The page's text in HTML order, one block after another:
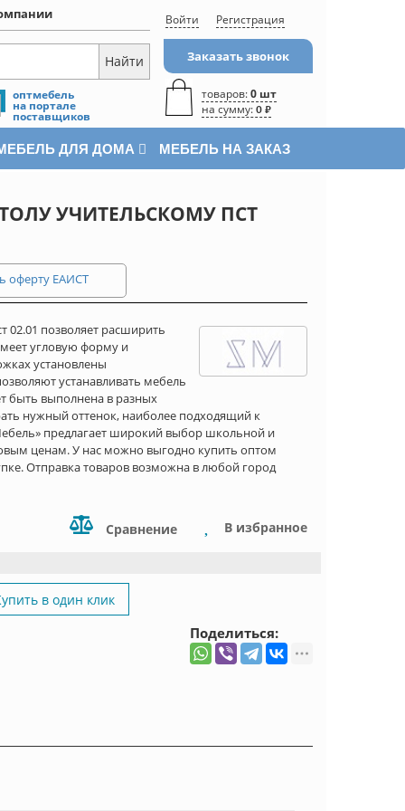
оптмебель
на портале
поставщиков
Войти Регистрация
Заказать звонок
товаров:0 шт
на сумму: 0 ₽
ДЛЯ ДОМА МЕБЕЛЬ НА ЗАКАЗ
УЧИТЕЛЬСКОМУ ПСТ
оферту ЕАИСТ
02.01 позволяет расширить
угловую форму и
установлены
устанавливать мебель
быть выполнена в разных
нужный оттенок, наиболее подходящий к
предлагает широкий выбор школьной и
ценам. У нас можно выгодно купить оптом
Отправка товаров возможна в любой город
Сравнение В избранное
в один клик
Поделиться: